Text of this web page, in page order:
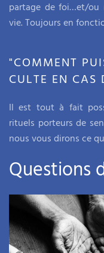
partage de foi…et/ou
vie. Toujours en
"COMMENT
CULTE EN CAS
Il est tout à fait
rituels porteurs de
nous vous dirons ce
Questions